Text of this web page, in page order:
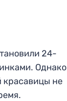
24-
Однако
красавицы не